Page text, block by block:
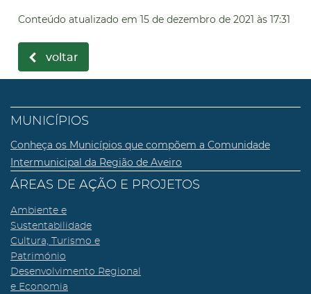
Conteúdo atualizado em 15 de dezembro de 2021 às 17:31
voltar
MUNICÍPIOS
Conheça os Municípios que compõem a Comunidade
Intermunicipal da Região de Aveiro
ÁREAS DE AÇÃO E PROJETOS
Ambiente e
Sustentabilidade
Cultura, Turismo e
Património
Desenvolvimento Regional
e Economia